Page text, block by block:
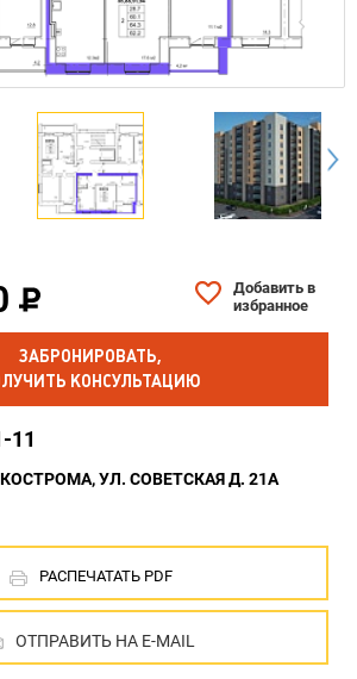
Добавить в
избранное
ЗАБРОНИРОВАТЬ,
КОНСУЛЬТАЦИЮ
11
УЛ. СОВЕТСКАЯ Д. 21А
РАСПЕЧАТАТЬ PDF
ОТПРАВИТЬ НА E-MAIL